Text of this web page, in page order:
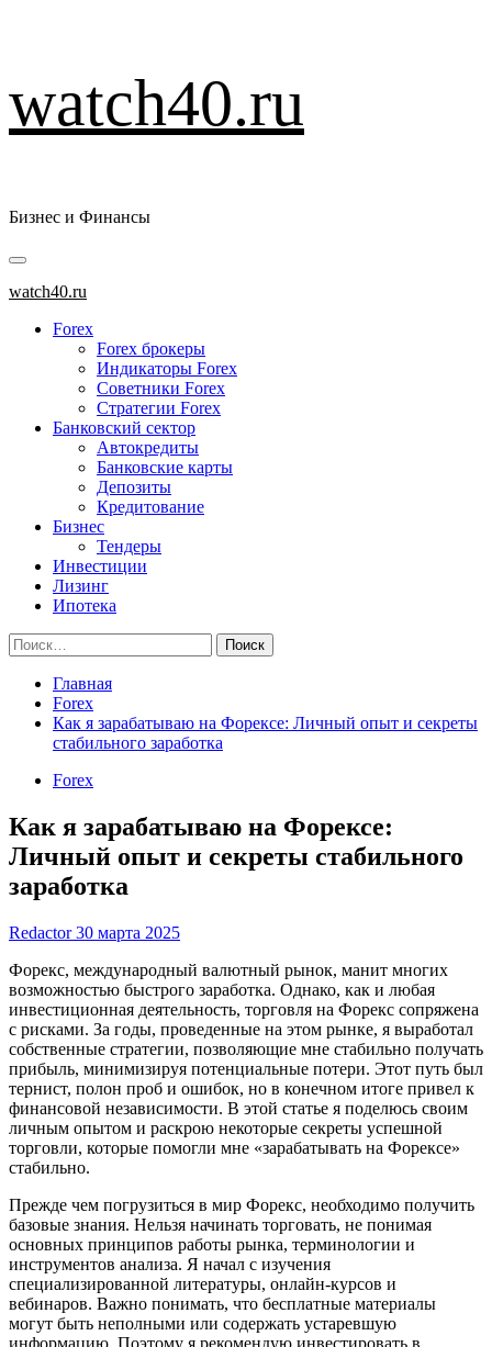
к
содержимому
watch40.ru
Бизнес и Финансы
Основное
меню
watch40.ru
Forex
Forex брокеры
Индикаторы Forex
Советники Forex
Стратегии Forex
Банковский сектор
Автокредиты
Банковские карты
Депозиты
Кредитование
Бизнес
Тендеры
Инвестиции
Лизинг
Ипотека
Найти:
Главная
Forex
Как я зарабатываю на Форексе: Личный опыт и секреты
стабильного заработка
Forex
Как я зарабатываю на Форексе:
Личный опыт и секреты стабильного
заработка
Redactor30 марта 2025
Форекс, международный валютный рынок, манит многих
возможностью быстрого заработка. Однако, как и любая
инвестиционная деятельность, торговля на Форекс сопряжена
с рисками. За годы, проведенные на этом рынке, я выработал
собственные стратегии, позволяющие мне стабильно получать
прибыль, минимизируя потенциальные потери. Этот путь был
тернист, полон проб и ошибок, но в конечном итоге привел к
финансовой независимости. В этой статье я поделюсь своим
личным опытом и раскрою некоторые секреты успешной
торговли, которые помогли мне «зарабатывать на Форексе»
стабильно.
Прежде чем погрузиться в мир Форекс, необходимо получить
базовые знания. Нельзя начинать торговать, не понимая
основных принципов работы рынка, терминологии и
инструментов анализа. Я начал с изучения
специализированной литературы, онлайн-курсов и
вебинаров. Важно понимать, что бесплатные материалы
могут быть неполными или содержать устаревшую
информацию. Поэтому я рекомендую инвестировать в